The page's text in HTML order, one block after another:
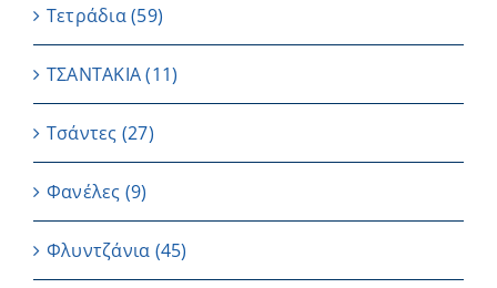
Τετράδια(59)
ΤΣΑΝΤΑΚΙΑ (11)
Τσάντες (27)
Φανέλες (9)
Φλυντζάνια (45)